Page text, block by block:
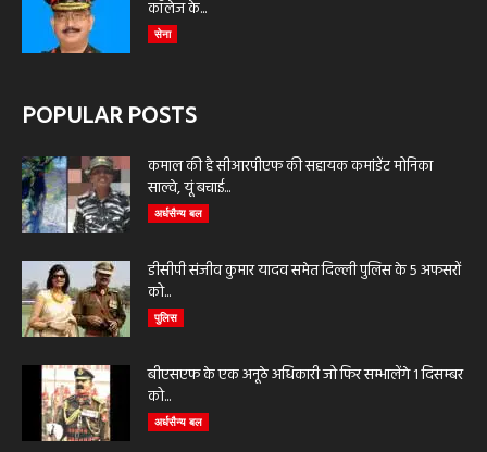
कॉलेज के...
सेना
POPULAR POSTS
कमाल की है सीआरपीएफ की सहायक कमांडेंट मोनिका
साल्वे, यूं बचाई...
अर्धसैन्य बल
डीसीपी संजीव कुमार यादव समेत दिल्ली पुलिस के 5 अफसरों
को...
पुलिस
बीएसएफ के एक अनूठे अधिकारी जो फिर सम्भालेंगे 1 दिसम्बर
को...
अर्धसैन्य बल